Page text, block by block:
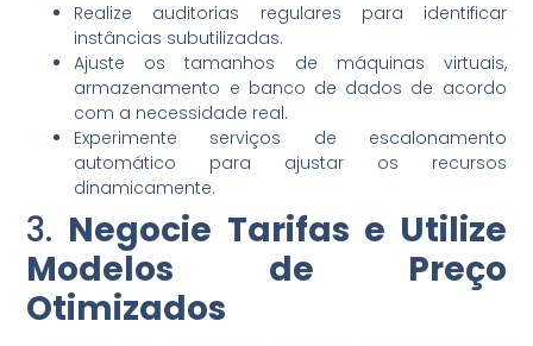
Realize auditorias regulares para identificar
instâncias subutilizadas.
Ajuste os tamanhos de máquinas virtuais,
armazenamento e banco de dados de acordo
com a necessidade real.
Experimente serviços de escalonamento
automático para ajustar os recursos
dinamicamente.
3. Negocie Tarifas e Utilize
Modelos de Preço
Otimizados